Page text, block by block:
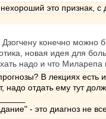
это признак, с
Дзогчену конечно можно
новая идея для
надо и что Миларепа
В лекциях есть
надо отдать ему тут
- это диагноз не